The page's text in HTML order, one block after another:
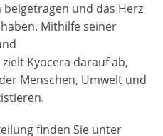
und das Herz
Mithilfe seiner
Kyocera darauf ab,
Menschen, Umwelt und
finden Sie unter